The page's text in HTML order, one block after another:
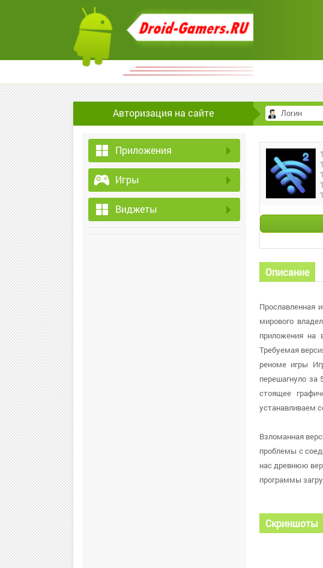
Авторизация на сайте
Приложения
Игры
Виджеты
Описание
Прославленная
мирового
приложения на
Требуемая
реноме игры
перешагнуло за
стоящее
устанавливаем
Взломанная
проблемы с
нас древнюю
программы
Скриншоты